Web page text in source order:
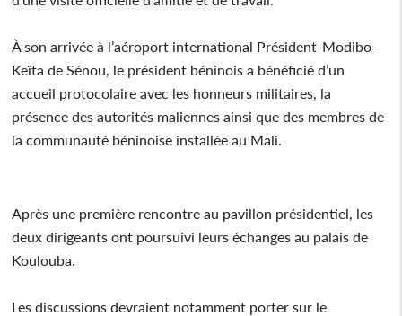
À son arrivée à l’aéroport international Président-Modibo-
Keïta de Sénou, le président béninois a bénéficié d’un
accueil protocolaire avec les honneurs militaires, la
présence des autorités maliennes ainsi que des membres de
la communauté béninoise installée au Mali.
Après une première rencontre au pavillon présidentiel, les
deux dirigeants ont poursuivi leurs échanges au palais de
Koulouba.
Les discussions devraient notamment porter sur le